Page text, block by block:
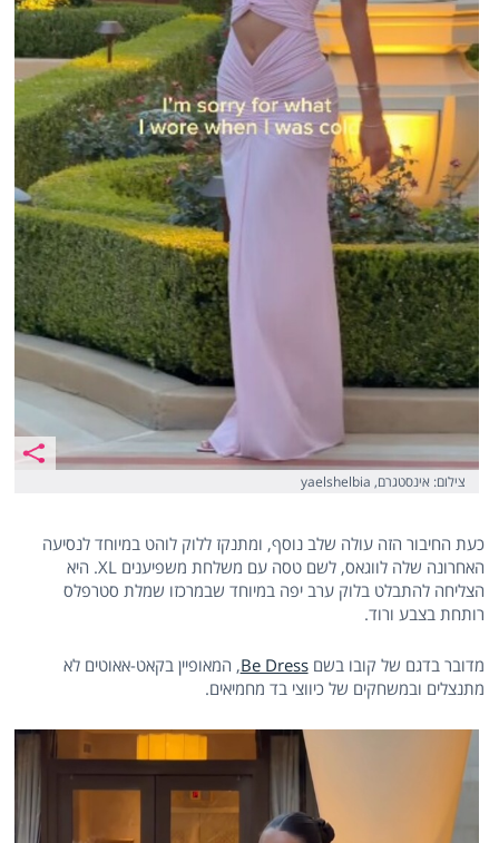
צילום: אינסטגרם, yaelshelbia
כעת החיבור הזה עולה שלב נוסף, ומתנקז ללוק לוהט במיוחד לנסיעה
האחרונה שלה לווגאס, לשם טסה עם משלחת משפיענים XL. היא
הצליחה להתבלט בלוק ערב יפה במיוחד שבמרכזו שמלת סטרפלס
רותחת בצבע ורוד.
מדובר בדגם של קובו בשםBe Dress, המאופיין בקאט-אאוטים לא
מתנצלים ובמשחקים של כיווצי בד מחמיאים.